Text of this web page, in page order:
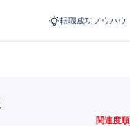
転職成功ノウハウ
関連度順